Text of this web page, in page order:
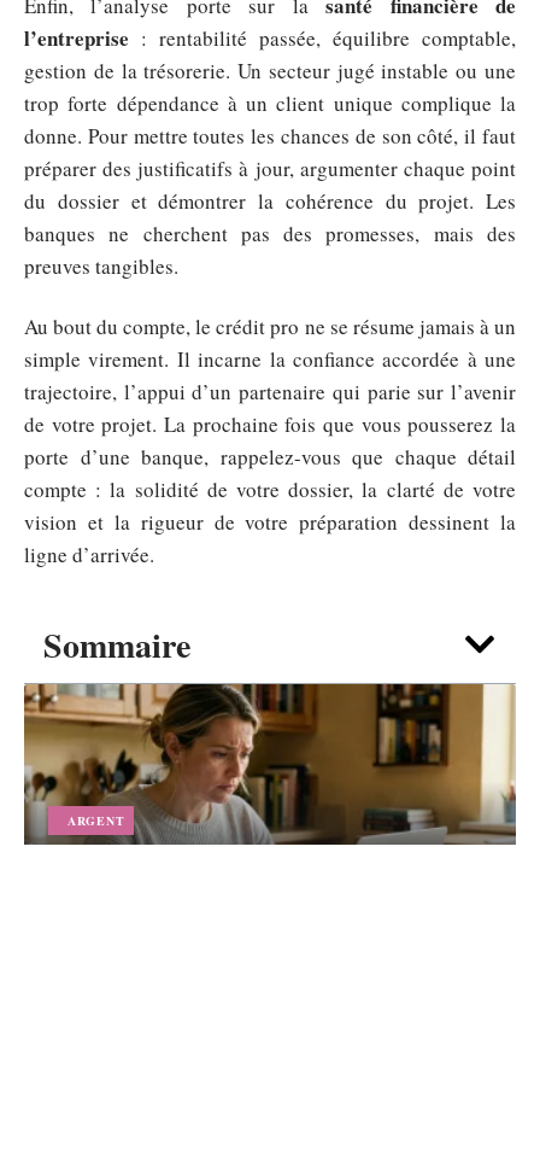
Sommaire
ARGENT
l’entreprise : rentabilité passée, équilibre comptable,
gestion de la trésorerie. Un secteur jugé instable ou une
trop forte dépendance à un client unique complique la
donne. Pour mettre toutes les chances de son côté, il faut
préparer des justificatifs à jour, argumenter chaque point
du dossier et démontrer la cohérence du projet. Les
banques ne cherchent pas des promesses, mais des
preuves tangibles.
Au bout du compte, le crédit pro ne se résume jamais à un
simple virement. Il incarne la confiance accordée à une
trajectoire, l’appui d’un partenaire qui parie sur l’avenir
de votre projet. La prochaine fois que vous pousserez la
porte d’une banque, rappelez-vous que chaque détail
compte : la solidité de votre dossier, la clarté de votre
vision et la rigueur de votre préparation dessinent la
ligne d’arrivée.